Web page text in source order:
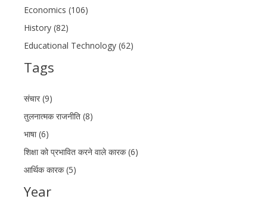
Economics (106)
History (82)
Educational Technology (62)
Tags
संचार (9)
तुलनात्मक राजनीति (8)
भाषा (6)
शिक्षा को प्रभावित करने वाले कारक (6)
आर्थिक कारक (5)
Year